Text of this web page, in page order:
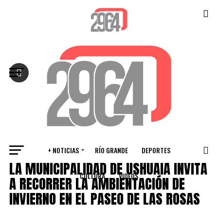
+ NOTICIAS RÍO GRANDE DEPORTES
CULTURA VIDEOS
VARIOS
LA MUNICIPALIDAD DE USHUAIA INVITA
A RECORRER LA AMBIENTACIÓN DE
INVIERNO EN EL PASEO DE LAS ROSAS
Salir de la versión móvil